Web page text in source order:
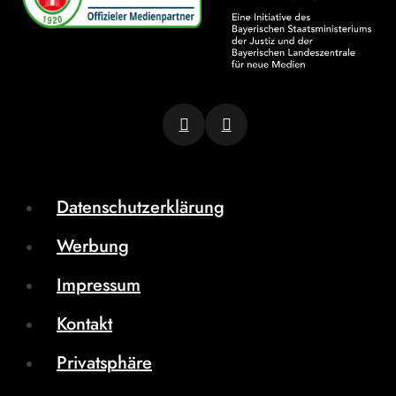
Datenschutzerklärung
Werbung
Impressum
Kontakt
Privatsphäre